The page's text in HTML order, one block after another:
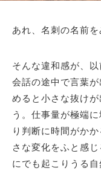
あれ、名刺の名前
そんな違和感が、
会話の途中で言葉
めると小さな抜け
う。仕事量が極端
り判断に時間がか
さな変化をふと感
にでも起こりうる